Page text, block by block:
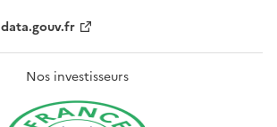
data.gouv.fr
Nos investisseurs